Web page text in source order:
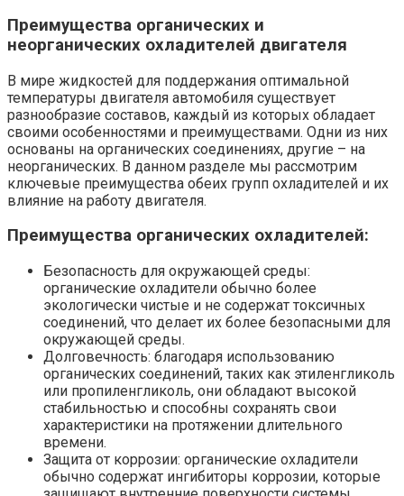
Преимущества органических и
неорганических охладителей двигателя
В мире жидкостей для поддержания оптимальной
температуры двигателя автомобиля существует
разнообразие составов, каждый из которых обладает
своими особенностями и преимуществами. Одни из них
основаны на органических соединениях, другие – на
неорганических. В данном разделе мы рассмотрим
ключевые преимущества обеих групп охладителей и их
влияние на работу двигателя.
Преимущества органических охладителей:
Безопасность для окружающей среды:
органические охладители обычно более
экологически чистые и не содержат токсичных
соединений, что делает их более безопасными для
окружающей среды.
Долговечность: благодаря использованию
органических соединений, таких как этиленгликоль
или пропиленгликоль, они обладают высокой
стабильностью и способны сохранять свои
характеристики на протяжении длительного
времени.
Защита от коррозии: органические охладители
обычно содержат ингибиторы коррозии, которые